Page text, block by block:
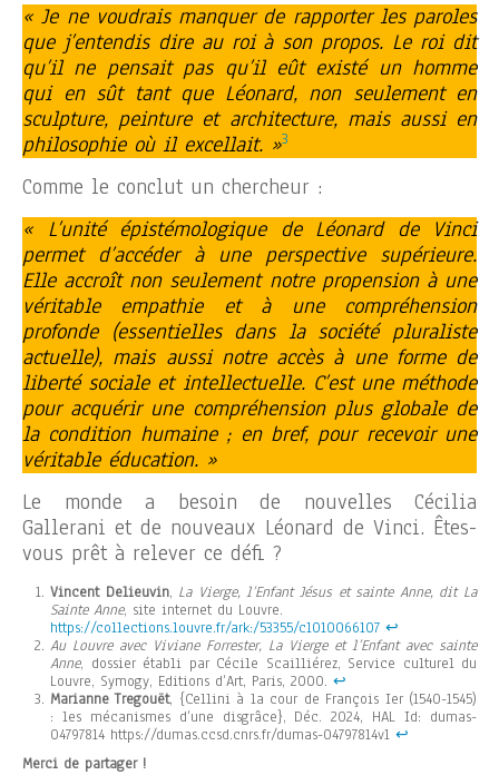
« Je ne voudrais manquer de rapporter les paroles
que j’entendis dire au roi à son propos. Le roi dit
qu’il ne pensait pas qu’il eût existé un homme
qui en sût tant que Léonard, non seulement en
sculpture, peinture et architecture, mais aussi en
philosophie où il excellait. »3
Comme le conclut un chercheur :
« L’unité épistémologique de Léonard de Vinci
permet d’accéder à une perspective supérieure.
Elle accroît non seulement notre propension à une
véritable empathie et à une compréhension
profonde (essentielles dans la société pluraliste
actuelle), mais aussi notre accès à une forme de
liberté sociale et intellectuelle. C’est une méthode
pour acquérir une compréhension plus globale de
la condition humaine ; en bref, pour recevoir une
véritable éducation. »
Le monde a besoin de nouvelles Cécilia
Gallerani et de nouveaux Léonard de Vinci. Êtes-
vous prêt à relever ce défi ?
Vincent Delieuvin, La Vierge, l’Enfant Jésus et sainte Anne, dit La
Sainte Anne, site internet du Louvre.
https://collections.louvre.fr/ark:/53355/cl010066107 ↩︎
Au Louvre avec Viviane Forrester, La Vierge et l’Enfant avec sainte
Anne, dossier établi par Cécile Scailliérez, Service culturel du
Louvre, Symogy, Editions d’Art, Paris, 2000. ↩︎
Marianne Tregouët, {Cellini à la cour de François Ier (1540-1545)
: les mécanismes d’une disgrâce}, Déc. 2024, HAL Id: dumas-
04797814 https://dumas.ccsd.cnrs.fr/dumas-04797814v1 ↩︎
Merci de partager !